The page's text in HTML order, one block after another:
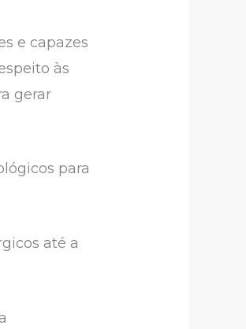
e capazes
às
gerar
para
até a